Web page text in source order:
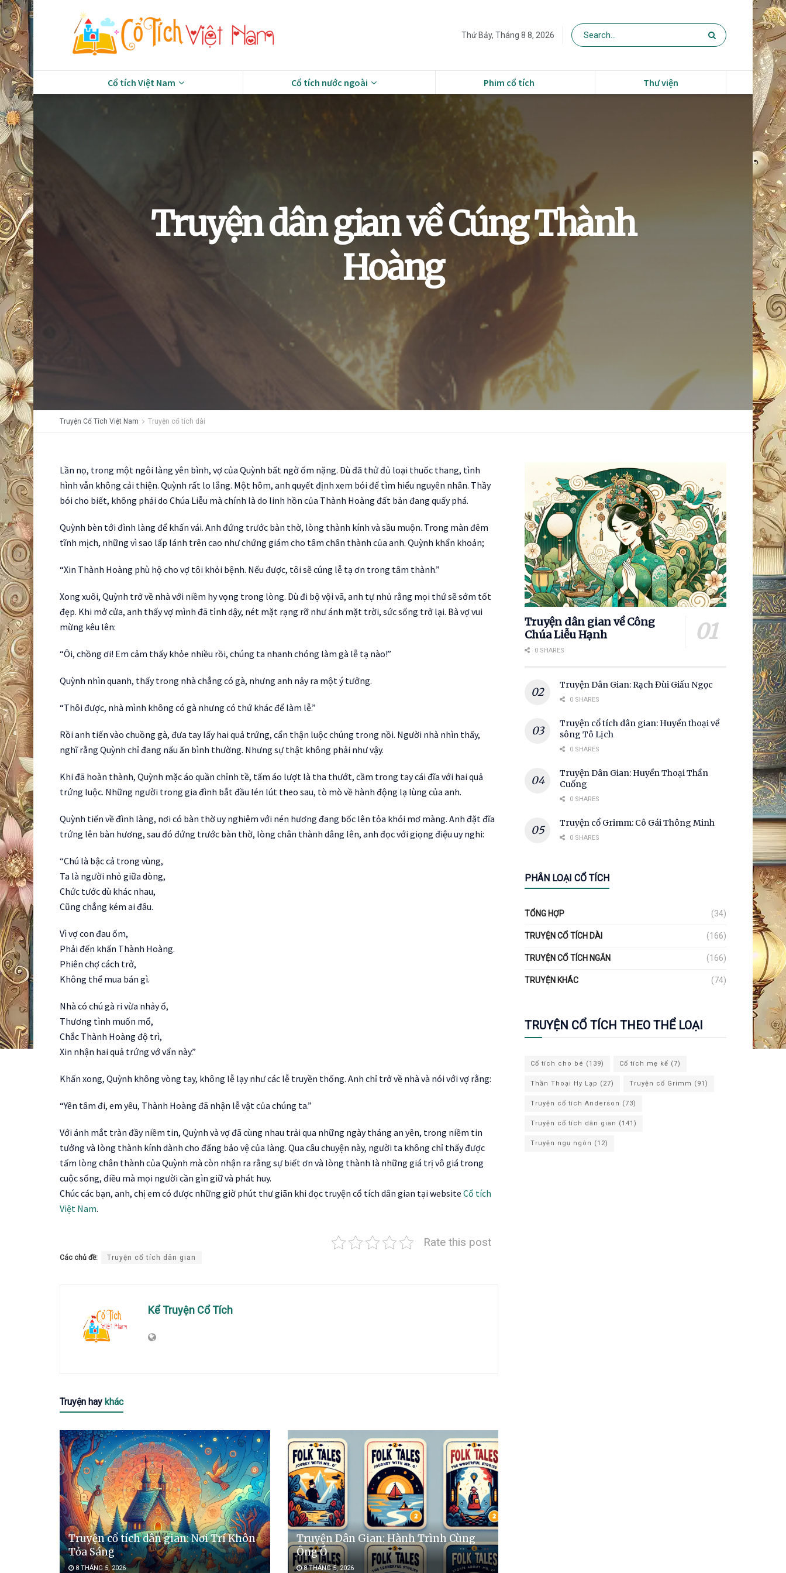
Thứ Bảy, Tháng 8 8, 2026
Cổ tích Việt Nam Cổ tích nước ngoài Phim cổ tích Thư viện
Truyện dân gian về Cúng Thành
Hoàng
Truyện Cổ Tích Việt Nam Truyện cổ tích dài
Lần nọ, trong một ngôi làng yên bình, vợ của Quỳnh bất ngờ ốm nặng. Dù đã thử đủ loại thuốc thang, tình
hình vẫn không cải thiện. Quỳnh rất lo lắng. Một hôm, anh quyết định xem bói để tìm hiểu nguyên nhân. Thầy
bói cho biết, không phải do Chúa Liễu mà chính là do linh hồn của Thành Hoàng đất bản đang quấy phá.
Quỳnh bèn tới đình làng để khấn vái. Anh đứng trước bàn thờ, lòng thành kính và sầu muộn. Trong màn đêm
tĩnh mịch, những vì sao lấp lánh trên cao như chứng giám cho tâm chân thành của anh. Quỳnh khẩn khoản;
“Xin Thành Hoàng phù hộ cho vợ tôi khỏi bệnh. Nếu được, tôi sẽ cúng lễ tạ ơn trong tâm thành.”
Xong xuôi, Quỳnh trở về nhà với niềm hy vọng trong lòng. Dù đi bộ vội vã, anh tự nhủ rằng mọi thứ sẽ sớm tốt
đẹp. Khi mở cửa, anh thấy vợ mình đã tỉnh dậy, nét mặt rạng rỡ như ánh mặt trời, sức sống trở lại. Bà vợ vui
mừng kêu lên:
“Ôi, chồng ơi! Em cảm thấy khỏe nhiều rồi, chúng ta nhanh chóng làm gà lễ tạ nào!”
Quỳnh nhìn quanh, thấy trong nhà chẳng có gà, nhưng anh nảy ra một ý tưởng.
“Thôi được, nhà mình không có gà nhưng có thứ khác để làm lễ.”
Rồi anh tiến vào chuồng gà, đưa tay lấy hai quả trứng, cẩn thận luộc chúng trong nồi. Người nhà nhìn thấy,
nghĩ rằng Quỳnh chỉ đang nấu ăn bình thường. Nhưng sự thật không phải như vậy.
Khi đã hoàn thành, Quỳnh mặc áo quần chỉnh tề, tấm áo lượt là tha thướt, cầm trong tay cái đĩa với hai quả
trứng luộc. Những người trong gia đình bắt đầu lén lút theo sau, tò mò về hành động lạ lùng của anh.
Quỳnh tiến về đình làng, nơi có bàn thờ uy nghiêm với nén hương đang bốc lên tỏa khói mơ màng. Anh đặt đĩa
trứng lên bàn hương, sau đó đứng trước bàn thờ, lòng chân thành dâng lên, anh đọc với giọng điệu uy nghi:
“Chú là bậc cả trong vùng,
Ta là người nhỏ giữa dòng,
Chức tước dù khác nhau,
Cũng chẳng kém ai đâu.
Vì vợ con đau ốm,
Phải đến khấn Thành Hoàng.
Phiên chợ cách trở,
Không thể mua bán gì.
Nhà có chú gà ri vừa nhảy ổ,
Thương tình muốn mổ,
Chắc Thành Hoàng độ trì,
Xin nhận hai quả trứng vớ vẩn này.”
Khấn xong, Quỳnh không vòng tay, không lễ lạy như các lễ truyền thống. Anh chỉ trở về nhà và nói với vợ rằng:
“Yên tâm đi, em yêu, Thành Hoàng đã nhận lễ vật của chúng ta.”
Với ánh mắt tràn đầy niềm tin, Quỳnh và vợ đã cùng nhau trải qua những ngày tháng an yên, trong niềm tin
tưởng và lòng thành kính dành cho đấng bảo vệ của làng. Qua câu chuyện này, người ta không chỉ thấy được
tấm lòng chân thành của Quỳnh mà còn nhận ra rằng sự biết ơn và lòng thành là những giá trị vô giá trong
cuộc sống, điều mà mọi người cần gìn giữ và phát huy.
Chúc các bạn, anh, chị em có được những giờ phút thư giãn khi đọc truyện cổ tích dân gian tại website Cổ tích
Việt Nam.
Rate this post
Các chủ đề: Truyện cổ tích dân gian
Kể Truyện Cổ Tích
Truyện hay khác
Truyện cổ tích dân gian: Nơi Trí Khôn
Tỏa Sáng
8 THÁNG 5, 2026
Truyện Dân Gian: Hành Trình Cùng
Ông Ồ
8 THÁNG 5, 2026
Truyện dân gian về Công
Chúa Liễu Hạnh
0 SHARES
Truyện Dân Gian: Rạch Đùi Giấu Ngọc
0 SHARES
Truyện cổ tích dân gian: Huyền thoại về
sông Tô Lịch
0 SHARES
Truyện Dân Gian: Huyền Thoại Thần
Cuống
0 SHARES
Truyện cổ Grimm: Cô Gái Thông Minh
0 SHARES
PHÂN LOẠI CỔ TÍCH
TỔNG HỢP (34)
TRUYỆN CỔ TÍCH DÀI (166)
TRUYỆN CỔ TÍCH NGẮN (166)
TRUYỆN KHÁC (74)
TRUYỆN CỔ TÍCH THEO THỂ LOẠI
Cổ tích cho bé (139) Cổ tích mẹ kế (7)
Thần Thoại Hy Lạp (27) Truyện cổ Grimm (91)
Truyện cổ tích Anderson (73)
Truyện cổ tích dân gian (141)
Truyện ngụ ngôn (12)